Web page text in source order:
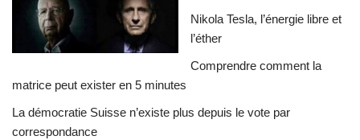
Nikola Tesla, l’énergie libre et
l’éther
Comprendre comment la
matrice peut exister en 5 minutes
La démocratie Suisse n’existe plus depuis le vote par
correspondance